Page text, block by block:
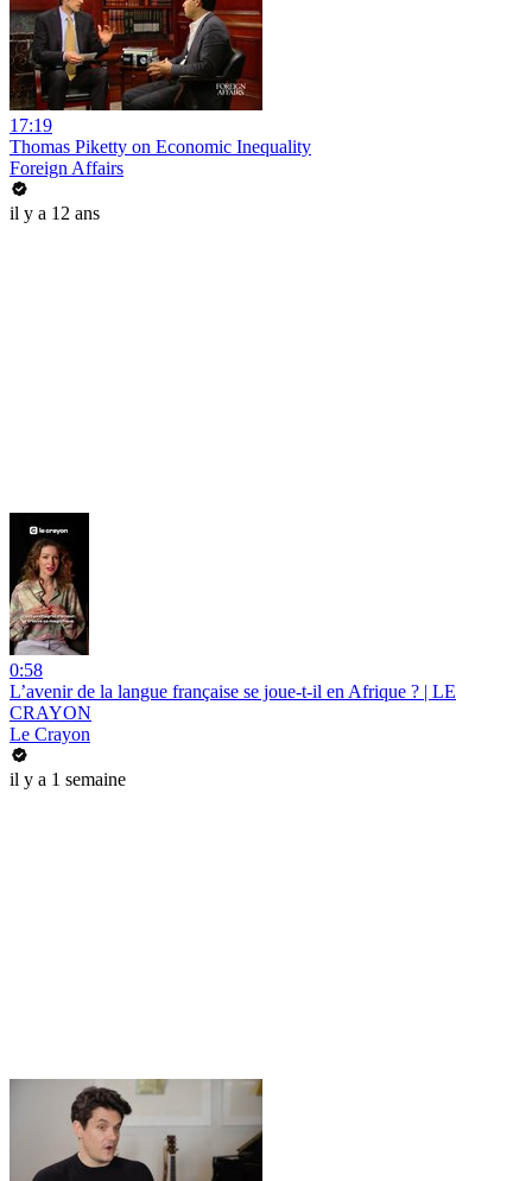
17:19
Thomas Piketty on Economic Inequality
Foreign Affairs
il y a 12 ans
0:58
L’avenir de la langue française se joue-t-il en Afrique ? | LE
CRAYON
Le Crayon
il y a 1 semaine